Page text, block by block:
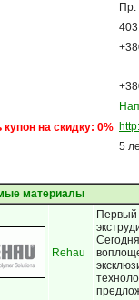
купон на скидку: 0%
403
5
материалы
Rehau